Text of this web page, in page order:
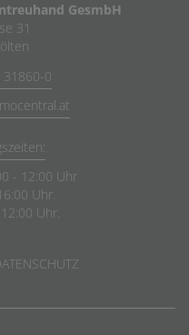
GesmbH
31
31860-0
- 12:00 Uhr
Uhr.
Uhr.